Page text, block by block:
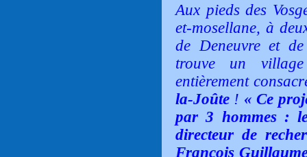
Aux pieds des
et-mosellane, à
de Deneuvre et
trouve un
entièrement
la-Joûte ! « Ce
par 3 hommes :
directeur de
François